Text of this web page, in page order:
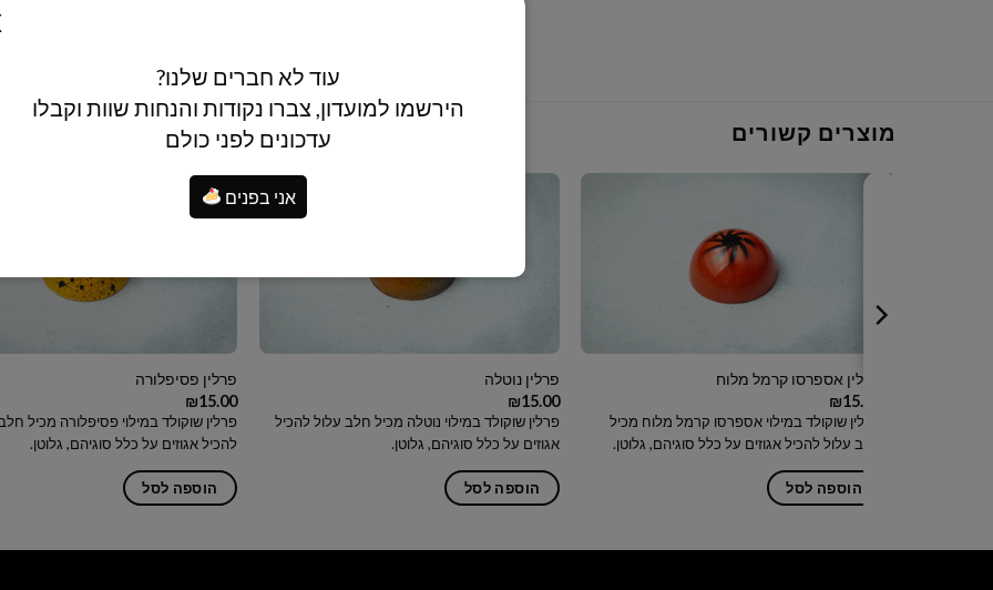
מוצרים קשורים
פרלין אספרסו קרמל מלוח
₪15.00
פרלין שוקולד במילוי אספרסו קרמל מלוח מכיל
חלב עלול להכיל אגוזים על כלל סוגיהם, גלוטן.
הוספה לסל
פרלין נוטלה
₪15.00
פרלין שוקולד במילוי נוטלה מכיל חלב עלול להכיל
אגוזים על כלל סוגיהם, גלוטן.
הוספה לסל
פרלין פסיפלורה
₪15.00
פרלין שוקולד במילוי פסיפלורה מכיל
להכיל אגוזים על כלל סוגיהם, גלוטן.
הוספה לסל
עוד לא חברים שלנו?
הירשמו למועדון, צברו נקודות והנחות שוות וקבלו
עדכונים לפני כולם
אני בפנים